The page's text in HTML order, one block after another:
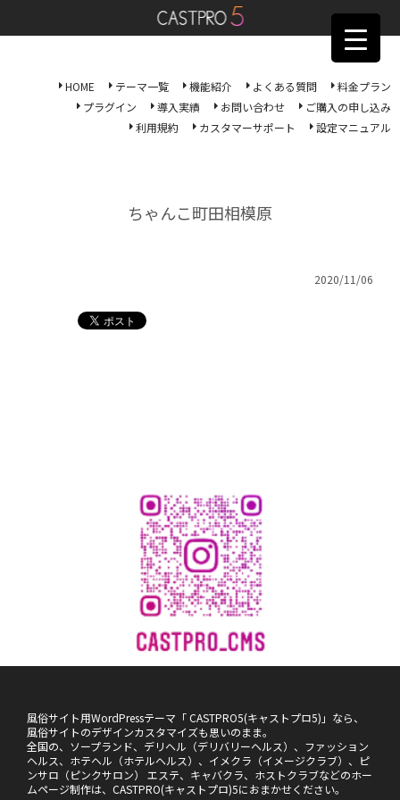
HOME テーマ一覧 機能紹介 よくある質問
料金プラン
プラグイン
導入実績 お問い合わせ
ご購入の申し込み
利用規約
カスタマーサポート 設定マニュアル
ちゃんこ町田相模原
2020/11/06
風俗サイト用WordPressテーマ「 CASTPRO5(キャストプロ5)」なら、
風俗サイトのデザインカスタマイズも思いのまま。
全国の、ソープランド、デリヘル（デリバリーヘルス）、ファッション
ヘルス、ホテヘル（ホテルヘルス）、イメクラ（イメージクラブ）、ピ
ンサロ（ピンクサロン） エステ、キャバクラ、ホストクラブなどのホー
ムページ制作は、CASTPRO(キャストプロ)5におまかせください。